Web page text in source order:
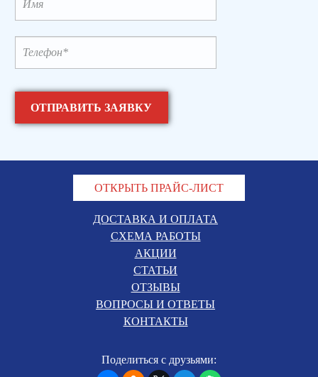
ОТКРЫТЬ ПРАЙС-ЛИСТ
ДОСТАВКА И ОПЛАТА
СХЕМА РАБОТЫ
АКЦИИ
СТАТЬИ
ОТЗЫВЫ
ВОПРОСЫ И ОТВЕТЫ
КОНТАКТЫ
Поделиться с друзьями: